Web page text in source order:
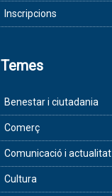
Inscripcions
Temes
Benestar i ciutadania
Comerç
Comunicació i actualitat
Cultura